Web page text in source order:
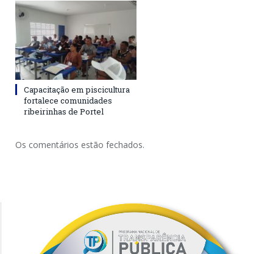
Capacitação em piscicultura
fortalece comunidades
ribeirinhas de Portel
Os comentários estão fechados.